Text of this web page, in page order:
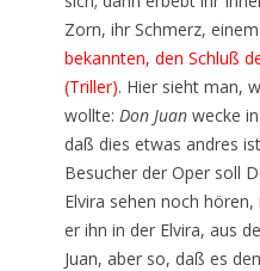
Zorn, ihr Schmerz,
bekannten, den Schluß
(Triller). Hier sieht man,
wollte: Don Juan wecke
daß dies etwas andres
Besucher der Oper soll
Elvira sehen noch
er ihn in der Elvira, aus
Juan, aber so, daß es